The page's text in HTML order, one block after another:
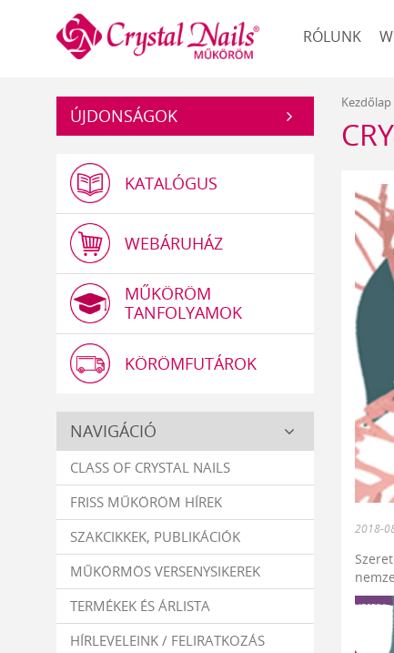
Műköröm RÓLUNK
ÚJDONSÁGOK
KATALÓGUS
WEBÁRUHÁZ
MŰKÖRÖM
TANFOLYAMOK
KÖRÖMFUTÁROK
Crystal
Nails
NAVIGÁCIÓ
CLASS OF CRYSTAL NAILS
FRISS MŰKÖRÖM HÍREK
SZAKCIKKEK, PUBLIKÁCIÓK
MŰKÖRMÖS VERSENYSIKEREK
TERMÉKEK ÉS ÁRLISTA
HÍRLEVELEINK / FELIRATKOZÁS
Kezdőlap
2018-